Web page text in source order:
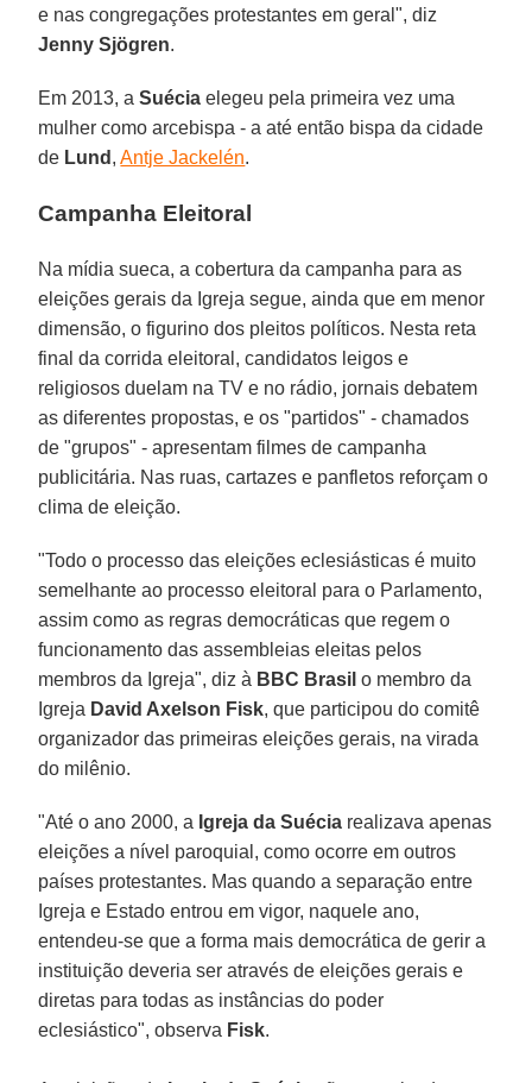
e nas congregações protestantes em geral", diz
Jenny Sjögren.
Em 2013, aSuécia elegeu pela primeira vez uma
mulher como arcebispa - a até então bispa da cidade
de Lund ,Antje Jackelén.
Campanha Eleitoral
Na mídia sueca, a cobertura da campanha para as
eleições gerais da Igreja segue, ainda que em menor
dimensão, o figurino dos pleitos políticos. Nesta reta
final da corrida eleitoral, candidatos leigos e
religiosos duelam na TV e no rádio, jornais debatem
as diferentes propostas, e os "partidos" - chamados
de "grupos" - apresentam filmes de campanha
publicitária. Nas ruas, cartazes e panfletos reforçam o
clima de eleição.
"Todo o processo das eleições eclesiásticas é muito
semelhante ao processo eleitoral para o Parlamento,
assim como as regras democráticas que regem o
funcionamento das assembleias eleitas pelos
membros da Igreja", diz à BBC Brasil o membro da
Igreja David Axelson Fisk, que participou do comitê
organizador das primeiras eleições gerais, na virada
do milênio.
"Até o ano 2000, a Igreja da Suécia realizava apenas
eleições a nível paroquial, como ocorre em outros
países protestantes. Mas quando a separação entre
Igreja e Estado entrou em vigor, naquele ano,
entendeu-se que a forma mais democrática de gerir a
instituição deveria ser através de eleições gerais e
diretas para todas as instâncias do poder
eclesiástico", observa Fisk.